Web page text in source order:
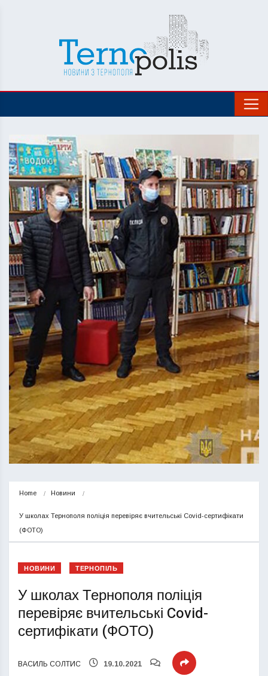
Home Новини
У школах Тернополя поліція перевіряє вчительські Covid-сертифікати
(ФОТО)
НОВИНИ ТЕРНОПІЛЬ
У школах Тернополя поліція
перевіряє вчительські Covid-
сертифікати (ФОТО)
ВАСИЛЬ СОЛТИС 19.10.2021